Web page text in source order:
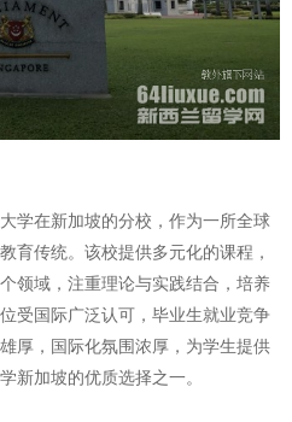
学在新加坡的分校，作为一所全球
育传统。该校提供多元化的课程，
领域，注重理论与实践结合，培养
受国际广泛认可，毕业生就业竞争
厚，国际化氛围浓厚，为学生提供
新加坡的优质选择之一。